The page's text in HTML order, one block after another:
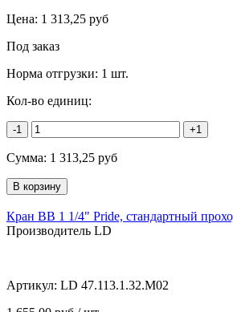
Цена: 1 313,25 руб
Под заказ
Норма отгрузки: 1 шт.
Кол-во единиц:
-1 +1
Сумма: 1 313,25 руб
Кран ВВ 1 1/4" Pride, стандартный
Производитель LD
Артикул: LD 47.113.1.32.M02